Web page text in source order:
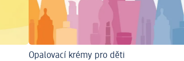
Opalovací krémy pro děti